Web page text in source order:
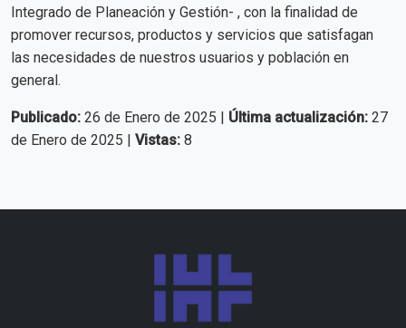
Integrado de Planeación y Gestión- , con la finalidad de
promover recursos, productos y servicios que satisfagan
las necesidades de nuestros usuarios y población en
general.
Publicado: 26 de Enero de 2025 | Última actualización: 27
de Enero de 2025 | Vistas: 8